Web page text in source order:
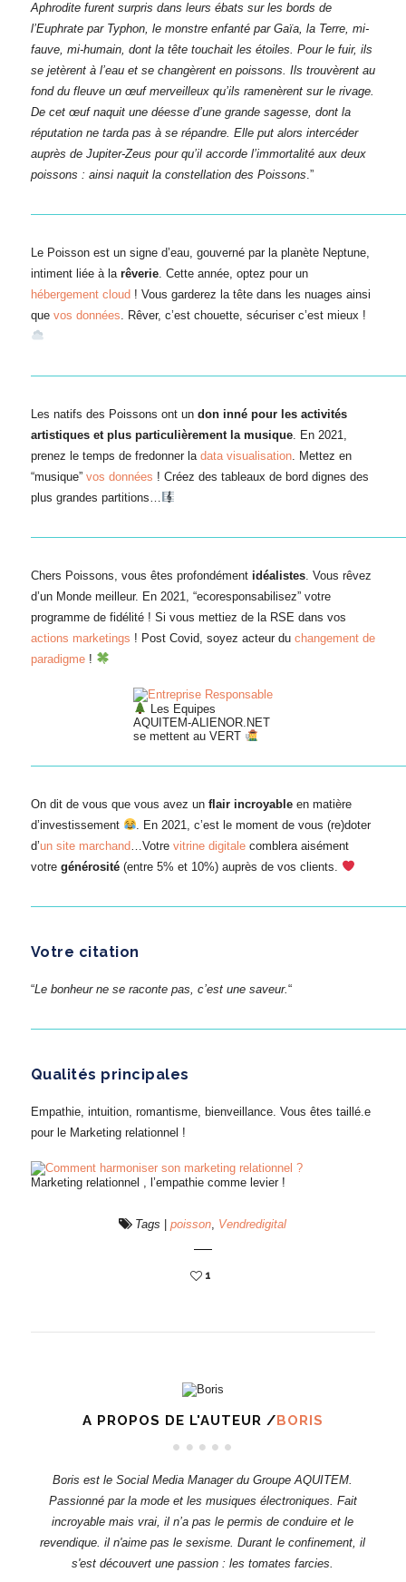
Aphrodite furent surpris dans leurs ébats sur les bords de
l’Euphrate par Typhon, le monstre enfanté par Gaïa, la Terre, mi-
fauve, mi-humain, dont la tête touchait les étoiles. Pour le fuir, ils
se jetèrent à l’eau et se changèrent en poissons. Ils trouvèrent au
fond du fleuve un œuf merveilleux qu’ils ramenèrent sur le rivage.
De cet œuf naquit une déesse d’une grande sagesse, dont la
réputation ne tarda pas à se répandre. Elle put alors intercéder
auprès de Jupiter-Zeus pour qu’il accorde l’immortalité aux deux
poissons : ainsi naquit la constellation des Poissons.”
Le Poisson est un signe d’eau, gouverné par la planète Neptune,
intiment liée à la rêverie. Cette année, optez pour un
hébergement cloud ! Vous garderez la tête dans les nuages ainsi
que vos données. Rêver, c’est chouette, sécuriser c’est mieux !
Les natifs des Poissons ont un don inné pour les activités
artistiques et plus particulièrement la musique. En 2021,
prenez le temps de fredonner la data visualisation. Mettez en
“musique” vos données ! Créez des tableaux de bord dignes des
plus grandes partitions…
Chers Poissons, vous êtes profondémentidéalistes. Vous rêvez
d’un Monde meilleur. En 2021, “ecoresponsabilisez” votre
programme de fidélité ! Si vous mettiez de la RSE dans vos
actions marketings ! Post Covid, soyez acteur du changement de
paradigme!
Les Equipes
AQUITEM-ALIENOR.NET
se mettent au VERT
On dit de vous que vous avez unflair incroyableen matière
d’investissement
. En 2021, c’est le moment de vous (re)doter
d’un site marchand…Votre vitrine digitalecomblera aisément
votre générosité(entre 5% et 10%) auprès de vos clients.
Votre citation
“Le bonheur ne se raconte pas, c’est une saveur.“
Qualités principales
Empathie, intuition, romantisme, bienveillance. Vous êtes taillé.e
pour le Marketing relationnel !
Marketing relationnel , l’empathie comme levier !
Tags |poisson, Vendredigital
1
A PROPOS DE L'AUTEUR /BORIS
Boris est le Social Media Manager du Groupe AQUITEM.
Passionné par la mode et les musiques électroniques. Fait
incroyable mais vrai, il n’a pas le permis de conduire et le
revendique. il n'aime pas le sexisme. Durant le confinement, il
s'est découvert une passion : les tomates farcies.